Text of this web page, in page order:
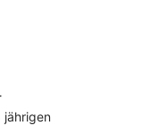
jährigen